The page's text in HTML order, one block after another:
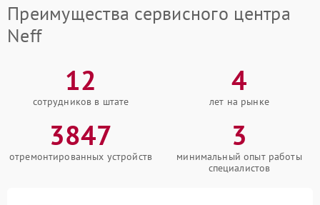
Преимущества сервисного центра
Neff
12
сотрудников в штате
4
лет на рынке
3847
отремонтированных устройств
3
минимальный опыт работы
специалистов